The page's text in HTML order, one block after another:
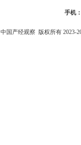
手机
中国产经观察 版权所有 2023-